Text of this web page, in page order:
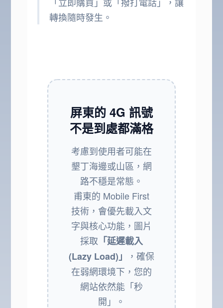
轉換隨時發生。
屏東的 4G 訊號
不是到處都滿格
考慮到使用者可能在
墾丁海邊或山區，網
路不穩是常態。
甫東的 Mobile First
技術，會優先載入文
字與核心功能，圖片
採取 「延遲載入
(Lazy Load)」
，確保
在弱網環境下，您的
網站依然能「秒
開」。